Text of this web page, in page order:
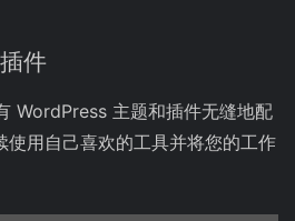
件
WordPress 主题和插件无缝地配
使用自己喜欢的工具并将您的工作